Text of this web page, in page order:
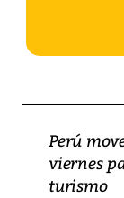
Perú
viernes
turismo